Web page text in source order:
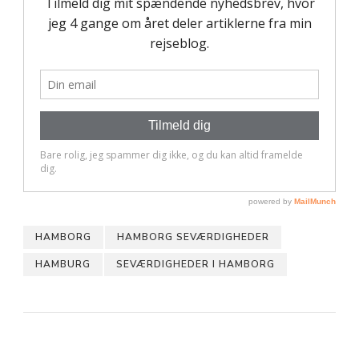
HAMBORG HAMBORG SEVÆRDIGHEDER
HAMBURG SEVÆRDIGHEDER I HAMBORG